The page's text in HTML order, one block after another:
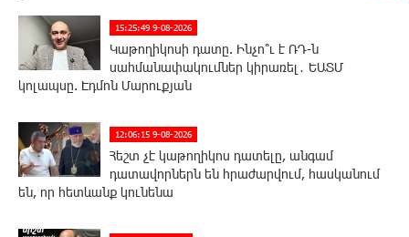
15:25:49 9-08-2026
Կաթողիկոսի դատը. Ինչո՞ւ է ՌԴ-ն
սահմանափակումներ կիրառել․ ԵԱՏՄ
կոլապսը. Էդմոն Մարուքյան
12:06:15 9-08-2026
Հեշտ չէ կաթողիկոս դատելը, անգամ
դատավորներն են հրաժարվում, հասկանում
են, որ հետևանք կունենա